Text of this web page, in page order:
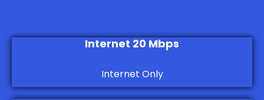
Internet 20 Mbps
Internet Only